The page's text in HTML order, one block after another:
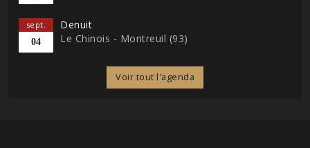
sept.
04
Denuit
Le Chinois - Montreuil (93)
Voir tout l'agenda